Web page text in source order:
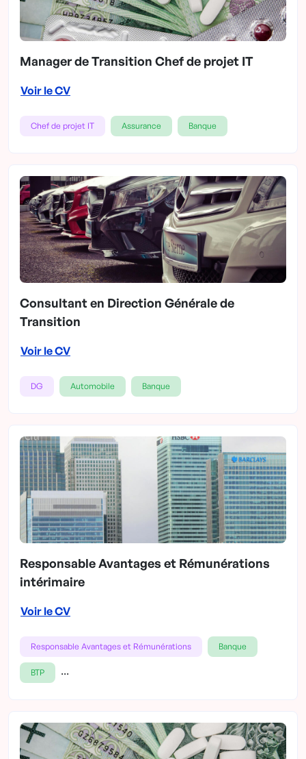
Manager de Transition Chef de projet IT
Voir le CV
Chef de projet IT Assurance Banque
Consultant en Direction Générale de
Transition
Voir le CV
DG Automobile Banque
Responsable Avantages et Rémunérations
intérimaire
Voir le CV
Responsable Avantages et Rémunérations Banque
BTP ...